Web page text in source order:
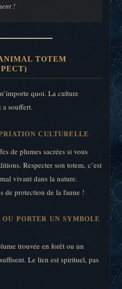
!
TOTEM
quoi. La culture
a souffert.
CULTURELLE
de plumes sacrées si vous
Respecter son totem, c’est
vivant dans la nature.
de protection de la faune !
PORTER UN SYMBOLE
trouvée en forêt ou un
Le lien est spirituel, pas